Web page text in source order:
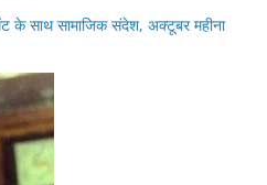
के साथ सामाजिक संदेश, अक्टूबर महीना